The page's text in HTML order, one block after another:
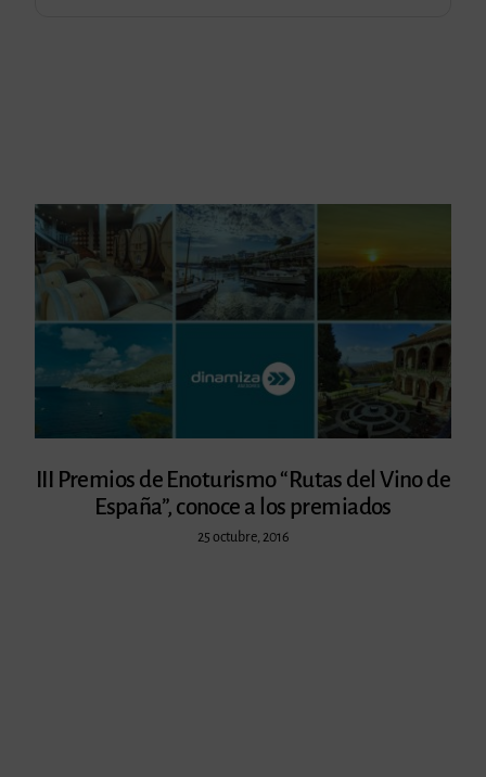
III Premios de Enoturismo “Rutas del Vino de
España”, conoce a los premiados
25 octubre, 2016